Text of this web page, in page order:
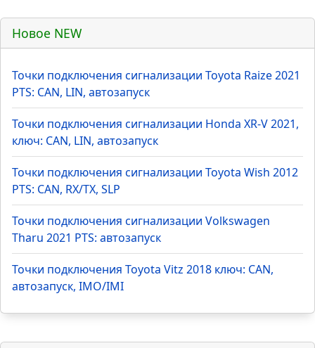
Новое NEW
Точки подключения сигнализации Toyota Raize 2021
PTS: CAN, LIN, автозапуск
Точки подключения сигнализации Honda XR-V 2021,
ключ: CAN, LIN, автозапуск
Точки подключения сигнализации Toyota Wish 2012
PTS: CAN, RX/TX, SLP
Точки подключения сигнализации Volkswagen
Tharu 2021 PTS: автозапуск
Точки подключения Toyota Vitz 2018 ключ: CAN,
автозапуск, IMO/IMI